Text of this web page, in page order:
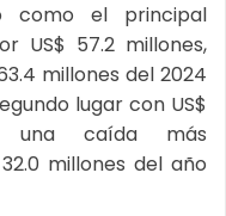
como el principal
US$ 57.2 millones,
millones del 2024
lugar con US$
una caída más
millones del año